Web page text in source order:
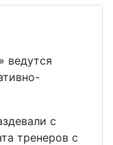
ведутся
с
тренеров с